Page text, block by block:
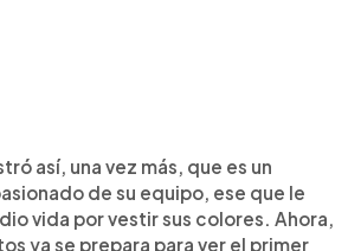
así, una vez más, que es un
de su equipo, ese que le
vida por vestir sus colores. Ahora,
ya se prepara para ver el primer